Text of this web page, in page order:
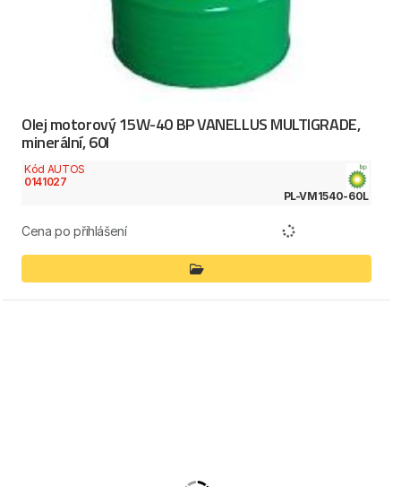
Olej motorový 15W-40 BP VANELLUS MULTIGRADE,
minerální, 60l
Kód AUTOS
0141027
PL-VM1540-60L
Cena po přihlášení